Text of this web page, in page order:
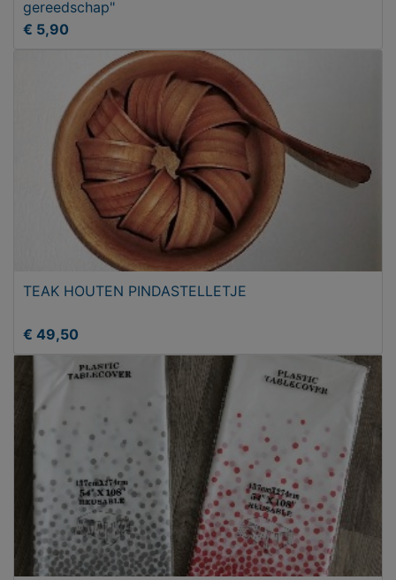
gereedschap"
€ 5,90
TEAK HOUTEN PINDASTELLETJE
€ 49,50